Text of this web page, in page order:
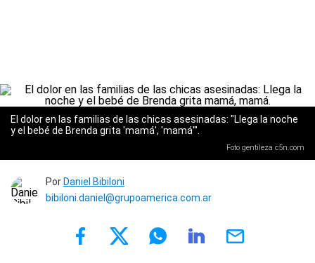
El dolor en las familias de las chicas asesinadas: "Llega la noche
y el bebé de Brenda grita 'mamá', 'mamá'".
Foto gentileza c5n.com
Por Daniel Bibiloni
bibiloni.daniel@grupoamerica.com.ar